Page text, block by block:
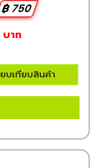
฿ 750
บาท
ยบเทียบสินค้า